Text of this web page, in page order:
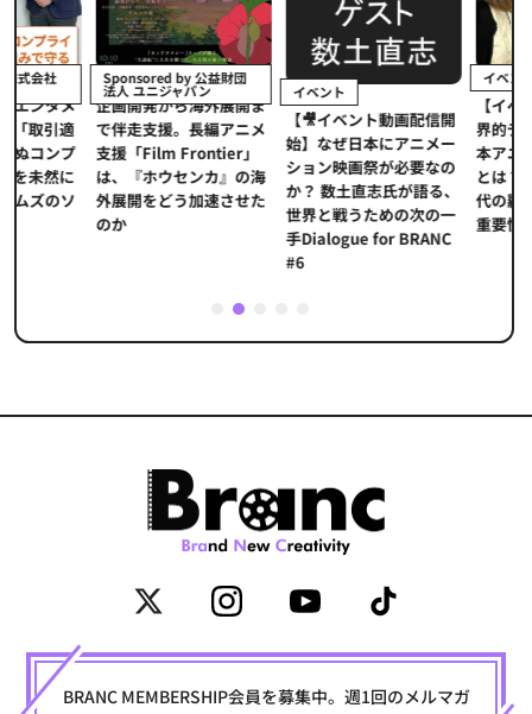
Sponsored by 公益財団
法人 ユニジャパン
企画開発から海外展開ま
で伴走支援。長編アニメ
支援「Film Frontier」
は、『ホウセンカ』の海
外展開をどう加速させた
【🎥イベント動画配信開
始】なぜ日本にアニメー
ション映画祭が必要なの
か？ 数土直志氏が語る、
世界と戦うための次の一
手Dialogue for BRANC
イベント
【イベントレポ
界的データ企業
本アニメの「真
とは？ストリー
代の羅針盤「デ
重要性
2
BRANC MEMBERSHIP会員を募集中。週1回のメルマガ